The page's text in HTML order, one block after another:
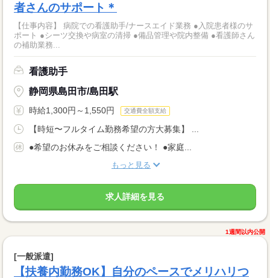
者さんのサポート＊
【仕事内容】 病院での看護助手/ナースエイド業務 ●入院患者様のサ
ポート ●シーツ交換や病室の清掃 ●備品管理や院内整備 ●看護師さん
の補助業務...
看護助手
静岡県島田市/島田駅
時給1,300円～1,550円 交通費全額支給
【時短〜フルタイム勤務希望の方大募集】 ...
●希望のお休みをご相談ください！ ●家庭...
もっと見る
求人詳細を見る
1週間以内公開
[一般派遣]
【扶養内勤務OK】自分のペースでメリハリつ